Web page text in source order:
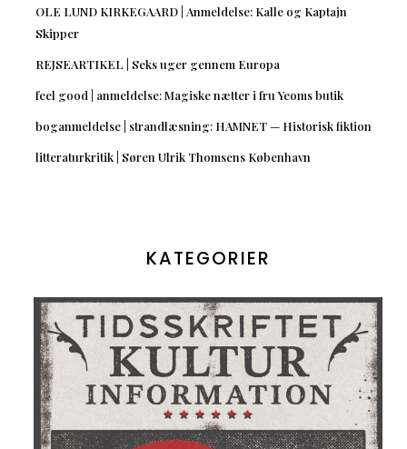
OLE LUND KIRKEGAARD | Anmeldelse: Kalle og Kaptajn
Skipper
REJSEARTIKEL | Seks uger gennem Europa
feel good | anmeldelse: Magiske nætter i fru Yeoms butik
boganmeldelse | strandlæsning: HAMNET — Historisk fiktion
litteraturkritik | Søren Ulrik Thomsens København
KATEGORIER